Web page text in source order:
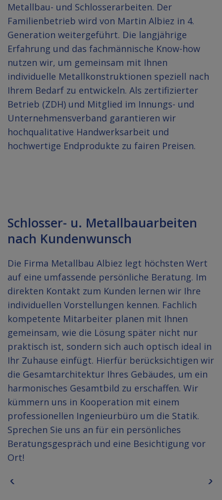
Metallbau- und Schlosserarbeiten. Der
Familienbetrieb wird von Martin Albiez in 4.
Generation weitergeführt. Die langjährige
Erfahrung und das fachmännische Know-how
nutzen wir, um gemeinsam mit Ihnen
individuelle Metallkonstruktionen speziell nach
Ihrem Bedarf zu entwickeln. Als zertifizierter
Betrieb (ZDH) und Mitglied im Innungs- und
Unternehmensverband garantieren wir
hochqualitative Handwerksarbeit und
hochwertige Endprodukte zu fairen Preisen.
Schlosser- u. Metallbauarbeiten
nach Kundenwunsch
Die Firma Metallbau Albiez legt höchsten Wert
auf eine umfassende persönliche Beratung. Im
direkten Kontakt zum Kunden lernen wir Ihre
individuellen Vorstellungen kennen. Fachlich
kompetente Mitarbeiter planen mit Ihnen
gemeinsam, wie die Lösung später nicht nur
praktisch ist, sondern sich auch optisch ideal in
Ihr Zuhause einfügt. Hierfür berücksichtigen wir
die Gesamtarchitektur Ihres Gebäudes, um ein
harmonisches Gesamtbild zu erschaffen. Wir
kümmern uns in Kooperation mit einem
professionellen Ingenieurbüro um die Statik.
Sprechen Sie uns an für ein persönliches
Beratungsgespräch und eine Besichtigung vor
Ort!